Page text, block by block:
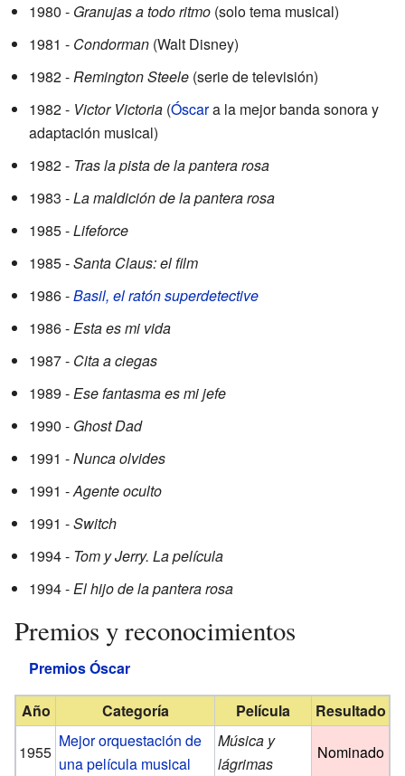
1980 - Granujas a todo ritmo (solo tema musical)
1981 - Condorman (Walt Disney)
1982 -Remington Steele (serie de televisión)
1982 - Victor Victoria (Óscara la mejor banda sonora y
adaptación musical)
1982 - Tras la pista de la pantera rosa
1983 -La maldición de la pantera rosa
1985 -Lifeforce
1985 -Santa Claus: el film
1986 -Basil, el ratón superdetective
1986 -Esta es mi vida
1987 - Cita a ciegas
1989 -Ese fantasma es mi jefe
1990 - Ghost Dad
1991 -Nunca olvides
1991 -Agente oculto
1991 -Switch
1994 - Tom y Jerry. La película
1994 -El hijo de la pantera rosa
Premios y reconocimientos
Premios Óscar
Año Categoría Película
Resultado
1955
Mejor orquestación de
una película musical
Música y
lágrimas
Nominado